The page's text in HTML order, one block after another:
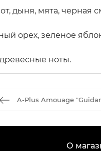
дыня, мята, черная
орех, зеленое
ноты.
A-Plus Amouage
О